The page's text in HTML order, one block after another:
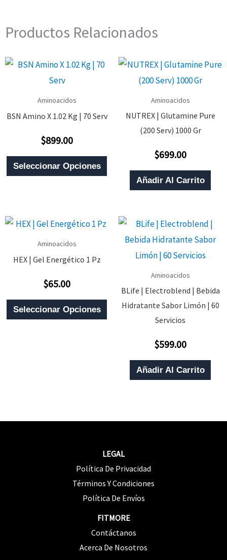
Productos Relacionados
Aminoacidos
BSN Amino X 1.02 Kg | 70 Serv
Valorado
0
De
5
$899.00
Seleccionar Opciones
Este
Producto
Variantes.
Opciones
Pueden
Elegir
En
Producto
Aminoacidos
NUTREX | Glutamine Pure
(200 Serv) 1000 Gr
Valorado
0
De
5
$699.00
Añadir Al Carrito
Aminoacidos
HEX | Gel Energético 1 Pz
Valorado
0
De
5
$65.00
Seleccionar Opciones
Este
Producto
Variantes.
En
Producto
Aminoacidos
BLife | Electroblend | Bebida
Hidratante Sabor Limón | 60
Servicios
Valorado
0
De
5
$599.00
Añadir Al Carrito
LEGAL
Política De Privacidad
Términos Y Condiciones
Política De Envíos
FITMORE
Contáctanos
Acerca De Nosotros